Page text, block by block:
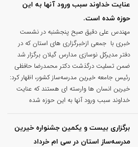
عنایت خداوند سبب ورود آنها به این
حوزه شده است.
مهندس علی دقیق صبح پنجشنبه در نشست
خبری با جمعی ازخبرگزاری های استان که در
دفتر مدیرکل نوسازی مدارس گیلان برگزار شد
ضمن تسلیت درگذشت دکتر محمدرضا حافظی
رئیس جامعه خیرین مدرسه‌ساز کشور، اظهار کرد:
خیرین انسان ها وارسته ای هستند که عنایت
خداوند سبب ورود آنها به این حوزه شده
برگزاری بیست و یکمین جشنواره خیرین
مدرسه‌ساز استان در سی ام خرداد